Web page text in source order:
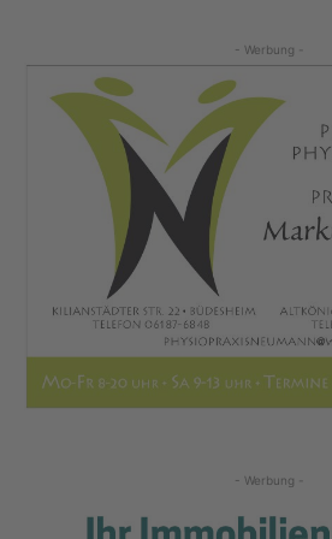
- Werbung -
- Werbung -